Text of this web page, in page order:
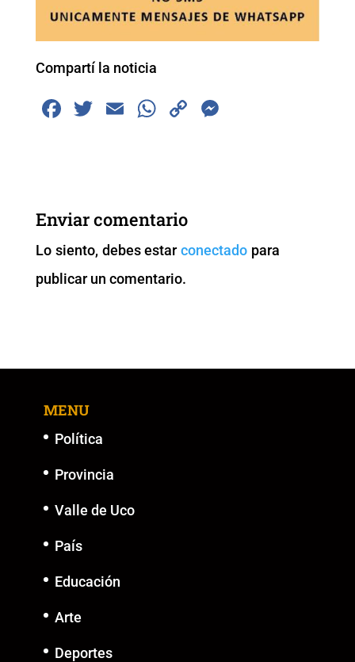
Compartí la noticia
F
b
o
o
k
T
E
W
A
p
p
C
k
er
Enviar comentario
Lo siento, debes estarconectado para
publicar un comentario.
MENU
Política
Provincia
Valle de Uco
País
Educación
Arte
Deportes